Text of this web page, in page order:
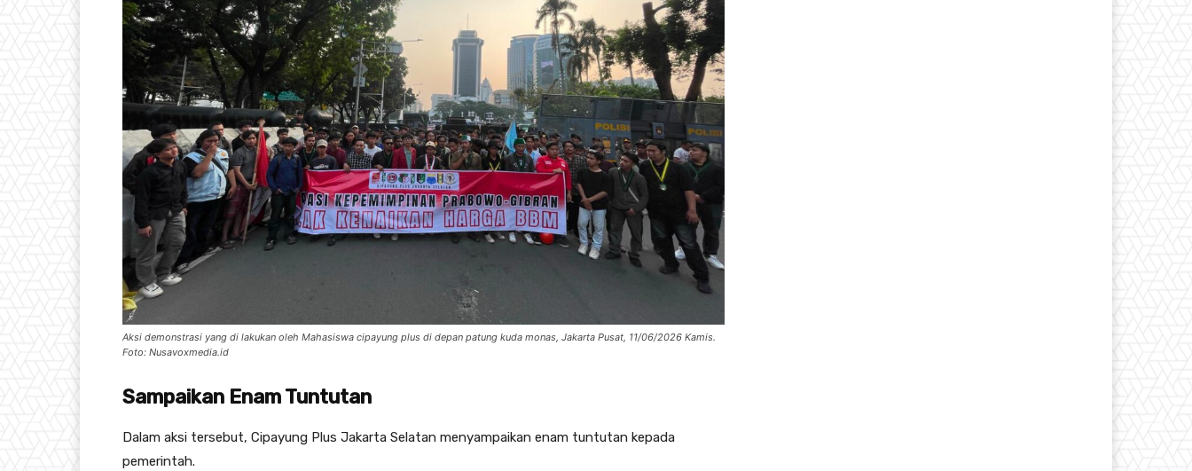
Aksi demonstrasi yang di lakukan oleh Mahasiswa cipayung plus di depan patung kuda monas, Jakarta Pusat, 11/06/2026 Kamis.
Foto: Nusavoxmedia.id
Sampaikan Enam Tuntutan
Dalam aksi tersebut, Cipayung Plus Jakarta Selatan menyampaikan enam tuntutan kepada
pemerintah.